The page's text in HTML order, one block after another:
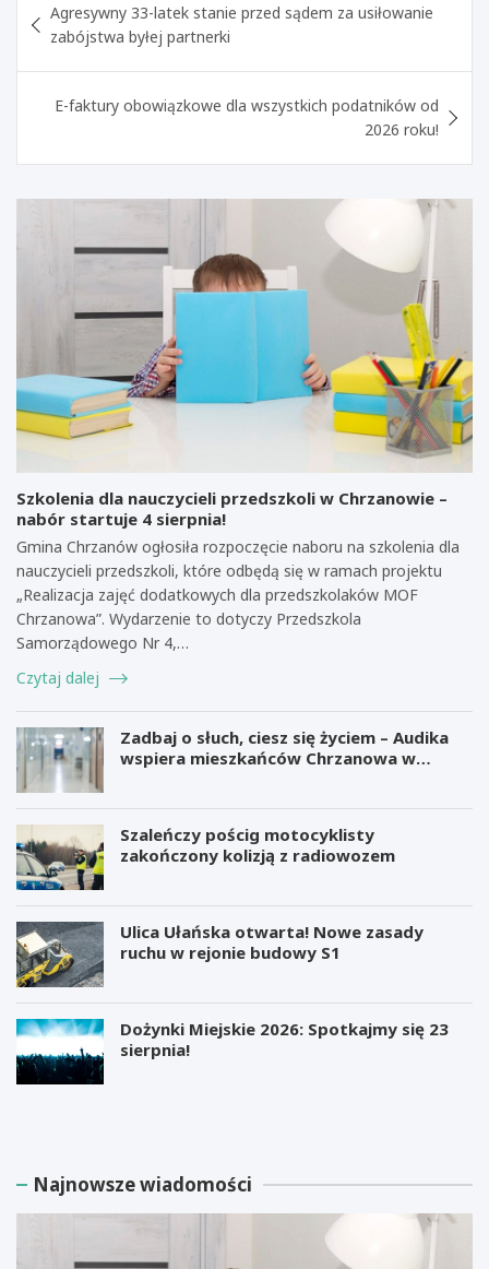
wpisu
Agresywny 33-latek stanie przed sądem za usiłowanie
zabójstwa byłej partnerki
E-faktury obowiązkowe dla wszystkich podatników od
2026 roku!
Szkolenia dla nauczycieli przedszkoli w Chrzanowie –
nabór startuje 4 sierpnia!
Gmina Chrzanów ogłosiła rozpoczęcie naboru na szkolenia dla
nauczycieli przedszkoli, które odbędą się w ramach projektu
„Realizacja zajęć dodatkowych dla przedszkolaków MOF
Chrzanowa”. Wydarzenie to dotyczy Przedszkola
Samorządowego Nr 4,…
Czytaj dalej
Zadbaj o słuch, ciesz się życiem – Audika
wspiera mieszkańców Chrzanowa w
Szaleńczy pościg motocyklisty
zakończony kolizją z radiowozem
Ulica Ułańska otwarta! Nowe zasady
ruchu w rejonie budowy S1
Dożynki Miejskie 2026: Spotkajmy się 23
sierpnia!
M
r
B
a Najnowsze wiadomości